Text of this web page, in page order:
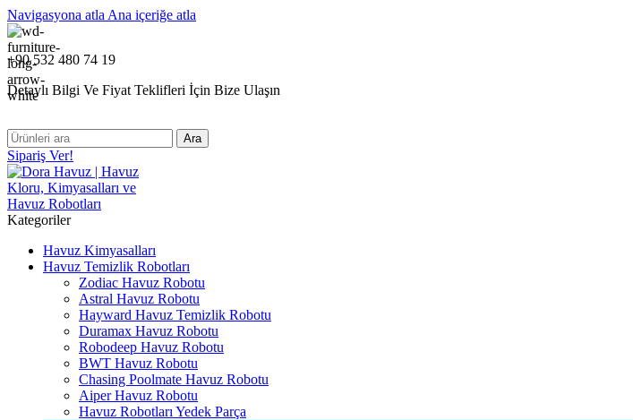
Navigasyona atla Ana içeriğe atla
+90 532 480 74 19
Detaylı Bilgi Ve Fiyat Teklifleri İçin Bize Ulaşın
Ara
Sipariş Ver!
Kategoriler
Havuz Kimyasalları
Havuz Temizlik Robotları
Zodiac Havuz Robotu
Astral Havuz Robotu
Hayward Havuz Temizlik Robotu
Duramax Havuz Robotu
Robodeep Havuz Robotu
BWT Havuz Robotu
Chasing Poolmate Havuz Robotu
Aiper Havuz Robotu
Havuz Robotları Yedek Parça